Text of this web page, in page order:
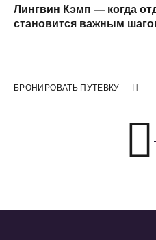
Лингвин Кэмп — когда
становится важным
БРОНИРОВАТЬ ПУТЕВКУ